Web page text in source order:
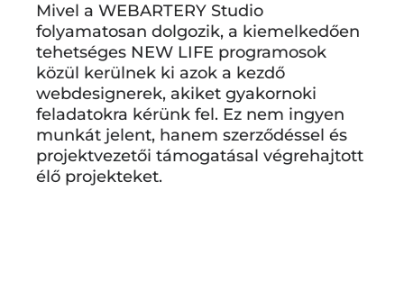
Mivel a WEBARTERY Studio
folyamatosan dolgozik, a kiemelkedően
tehetséges NEW LIFE programosok
közül kerülnek ki azok a kezdő
webdesignerek, akiket gyakornoki
feladatokra kérünk fel. Ez nem ingyen
munkát jelent, hanem szerződéssel és
projektvezetői támogatásal végrehajtott
élő projekteket.